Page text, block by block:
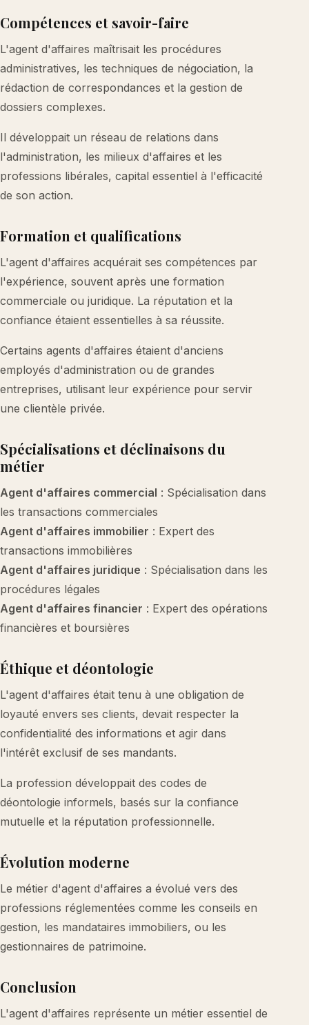
Compétences et savoir-faire
L'agent d'affaires maîtrisait les procédures
administratives, les techniques de négociation, la
rédaction de correspondances et la gestion de
dossiers complexes.
Il développait un réseau de relations dans
l'administration, les milieux d'affaires et les
professions libérales, capital essentiel à l'efficacité
de son action.
Formation et qualifications
L'agent d'affaires acquérait ses compétences par
l'expérience, souvent après une formation
commerciale ou juridique. La réputation et la
confiance étaient essentielles à sa réussite.
Certains agents d'affaires étaient d'anciens
employés d'administration ou de grandes
entreprises, utilisant leur expérience pour servir
une clientèle privée.
Spécialisations et déclinaisons du
métier
Agent d'affaires commercial : Spécialisation dans
les transactions commerciales
Agent d'affaires immobilier : Expert des
transactions immobilières
Agent d'affaires juridique : Spécialisation dans les
procédures légales
Agent d'affaires financier : Expert des opérations
financières et boursières
Éthique et déontologie
L'agent d'affaires était tenu à une obligation de
loyauté envers ses clients, devait respecter la
confidentialité des informations et agir dans
l'intérêt exclusif de ses mandants.
La profession développait des codes de
déontologie informels, basés sur la confiance
mutuelle et la réputation professionnelle.
Évolution moderne
Le métier d'agent d'affaires a évolué vers des
professions réglementées comme les conseils en
gestion, les mandataires immobiliers, ou les
gestionnaires de patrimoine.
Conclusion
L'agent d'affaires représente un métier essentiel de